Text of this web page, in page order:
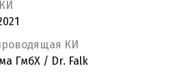
КИ
ГмбХ / Dr. Falk